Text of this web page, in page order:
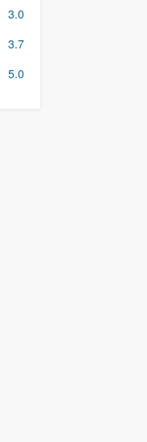
3.0
3.7
5.0